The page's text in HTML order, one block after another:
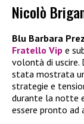
Nicolò
Blu Barbara
Fratello Vip e
volontà di uscire.
stata mostrata
strategie e
durante la notte
essere pronto ad